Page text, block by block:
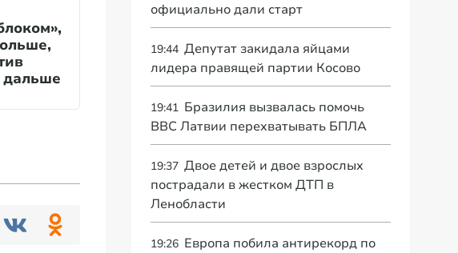
дальше
официально дали старт
19:44 Депутат закидала яйцами
лидера правящей партии Косово
19:41 Бразилия вызвалась помочь
ВВС Латвии перехватывать БПЛА
19:37 Двое детей и двое взрослых
пострадали в жестком ДТП в
Ленобласти
19:26 Европа побила антирекорд по